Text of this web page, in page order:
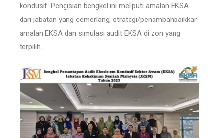
kondusif. Pengisian bengkel ini meliputi amalan EKSA
dari jabatan yang cemerlang, strategi/penambahbaikkan
amalan EKSA dan simulasi audit EKSA di zon yang
terpilih.